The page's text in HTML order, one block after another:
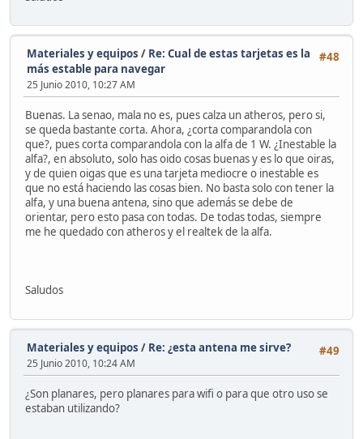
#48
Materiales y equipos / Re: Cual de estas tarjetas es la
más estable para navegar
25 Junio 2010, 10:27 AM
Buenas. La senao, mala no es, pues calza un atheros, pero si,
se queda bastante corta. Ahora, ¿corta comparandola con
que?, pues corta comparandola con la alfa de 1 W. ¿Inestable la
alfa?, en absoluto, solo has oido cosas buenas y es lo que oiras,
y de quien oigas que es una tarjeta mediocre o inestable es
que no está haciendo las cosas bien. No basta solo con tener la
alfa, y una buena antena, sino que además se debe de
orientar, pero esto pasa con todas. De todas todas, siempre
me he quedado con atheros y el realtek de la alfa.
Saludos
#49
Materiales y equipos / Re: ¿esta antena me sirve?
25 Junio 2010, 10:24 AM
¿Son planares, pero planares para wifi o para que otro uso se
estaban utilizando?